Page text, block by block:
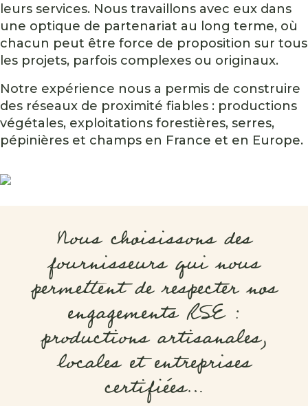
leurs services. Nous travaillons avec eux dans
une optique de partenariat au long terme, où
chacun peut être force de proposition sur tous
les projets, parfois complexes ou originaux.
Notre expérience nous a permis de construire
des réseaux de proximité fiables : productions
végétales, exploitations forestières, serres,
pépinières et champs en France et en Europe.
Nous choisissons des
fournisseurs qui nous
permettent de respecter nos
engagements RSE :
productions artisanales,
locales et entreprises
certifiées…